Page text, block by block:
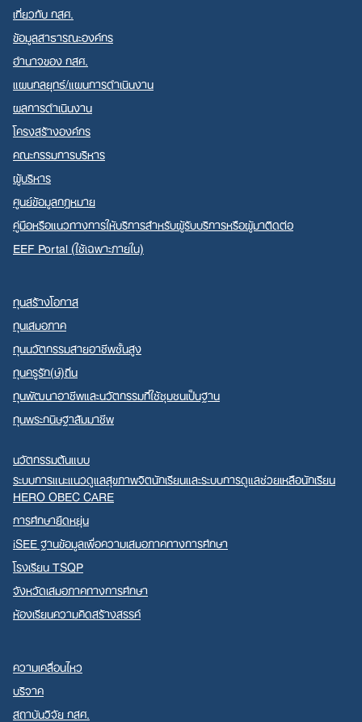
Search
for:
เกี่ยวกับ กสศ.
ข้อมูลสาธารณะองค์กร
อำนาจของ กสศ.
แผนกลยุทธ์/แผนการดำเนินงาน
ผลการดำเนินงาน
โครงสร้างองค์กร
คณะกรรมการบริหาร
ผู้บริหาร
ศูนย์ข้อมูลกฎหมาย
คู่มือหรือแนวทางการให้บริการสำหรับผู้รับบริการหรือผู้มาติดต่อ
EEF Portal (ใช้เฉพาะภายใน)
ทุนสร้างโอกาส
ทุนเสมอภาค
ทุนนวัตกรรมสายอาชีพชั้นสูง
ทุนครูรัก(ษ์)ถิ่น
ทุนพัฒนาอาชีพและนวัตกรรมที่ใช้ชุมชนเป็นฐาน
ทุนพระกนิษฐาสัมมาชีพ
นวัตกรรมต้นแบบ
ระบบการแนะแนวดูแลสุขภาพจิตนักเรียนและระบบการดูแลช่วยเหลือนักเรียน
HERO OBEC CARE
การศึกษายืดหยุ่น
iSEE ฐานข้อมูลเพื่อความเสมอภาคทางการศึกษา
โรงเรียน TSQP
จังหวัดเสมอภาคทางการศึกษา
ห้องเรียนความคิดสร้างสรรค์
ความเคลื่อนไหว
บริจาค
สถาบันวิจัย กสศ.